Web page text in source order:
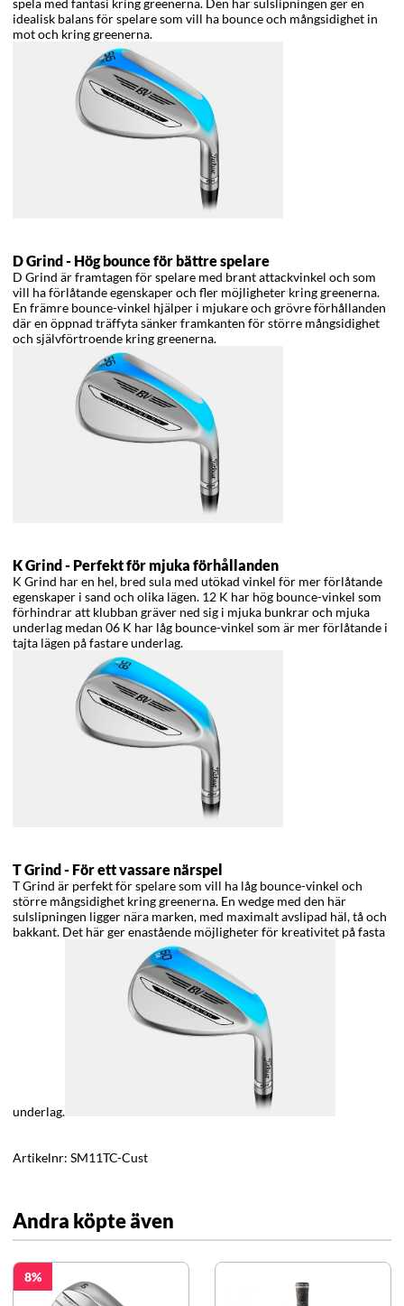
idealisk balans för spelare som vill ha bounce och mångsidighet in
mot och kring greenerna.
D Grind - Hög bounce för bättre spelare
D Grind är framtagen för spelare med brant attackvinkel och som
vill ha förlåtande egenskaper och fler möjligheter kring greenerna.
En främre bounce-vinkel hjälper i mjukare och grövre förhållanden
där en öppnad träffyta sänker framkanten för större mångsidighet
och självförtroende kring greenerna.
K Grind - Perfekt för mjuka förhållanden
K Grind har en hel, bred sula med utökad vinkel för mer förlåtande
egenskaper i sand och olika lägen. 12 K har hög bounce-vinkel som
förhindrar att klubban gräver ned sig i mjuka bunkrar och mjuka
underlag medan 06 K har låg bounce-vinkel som är mer förlåtande i
tajta lägen på fastare underlag.
T Grind - För ett vassare närspel
T Grind är perfekt för spelare som vill ha låg bounce-vinkel och
större mångsidighet kring greenerna. En wedge med den här
sulslipningen ligger nära marken, med maximalt avslipad häl, tå och
bakkant. Det här ger enastående möjligheter för kreativitet på fasta
underlag.
Artikelnr: SM11TC-Cust
Andra köpte även
8